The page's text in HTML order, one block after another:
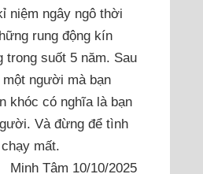
niệm ngây ngô thời
rung động kín
trong suốt 5 năm. Sau
người mà bạn
khóc có nghĩa là bạn
Và đừng để tình
mất.
Minh Tâm 10/10/2025